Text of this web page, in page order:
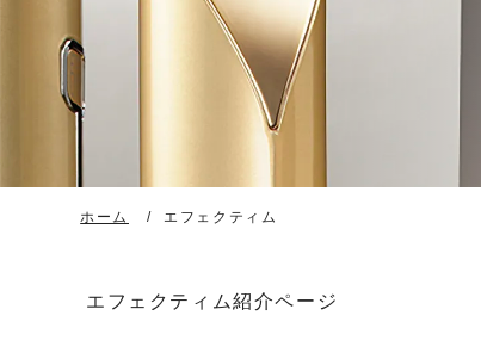
ホーム エフェクティム
エフェクティム紹介ページ